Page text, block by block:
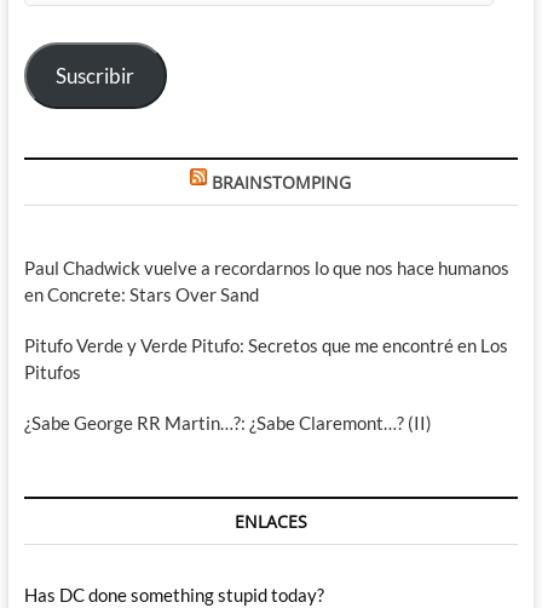
electrónico
Suscribir
BRAINSTOMPING
Paul Chadwick vuelve a recordarnos lo que nos hace humanos
en Concrete: Stars Over Sand
Pitufo Verde y Verde Pitufo: Secretos que me encontré en Los
Pitufos
¿Sabe George RR Martin…?: ¿Sabe Claremont…? (II)
ENLACES
Has DC done something stupid today?